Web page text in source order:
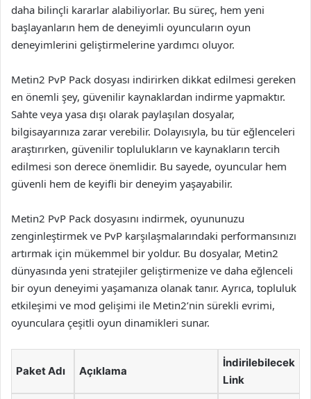
daha bilinçli kararlar alabiliyorlar. Bu süreç, hem yeni
başlayanların hem de deneyimli oyuncuların oyun
deneyimlerini geliştirmelerine yardımcı oluyor.
Metin2 PvP Pack dosyası indirirken dikkat edilmesi gereken
en önemli şey, güvenilir kaynaklardan indirme yapmaktır.
Sahte veya yasa dışı olarak paylaşılan dosyalar,
bilgisayarınıza zarar verebilir. Dolayısıyla, bu tür eğlenceleri
araştırırken, güvenilir toplulukların ve kaynakların tercih
edilmesi son derece önemlidir. Bu sayede, oyuncular hem
güvenli hem de keyifli bir deneyim yaşayabilir.
Metin2 PvP Pack dosyasını indirmek, oyununuzu
zenginleştirmek ve PvP karşılaşmalarındaki performansınızı
artırmak için mükemmel bir yoldur. Bu dosyalar, Metin2
dünyasında yeni stratejiler geliştirmenize ve daha eğlenceli
bir oyun deneyimi yaşamanıza olanak tanır. Ayrıca, topluluk
etkileşimi ve mod gelişimi ile Metin2’nin sürekli evrimi,
oyunculara çeşitli oyun dinamikleri sunar.
Paket Adı Açıklama
İndirilebilecek
Link